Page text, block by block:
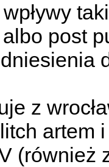
post
z
artem
(również